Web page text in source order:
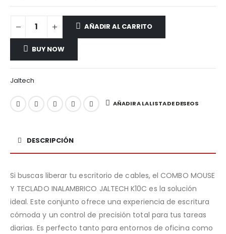
AÑADIR AL CARRITO
BUY NOW
Jaltech
AÑADIR A LA LISTA DE DESEOS
DESCRIPCIÓN
Si buscas liberar tu escritorio de cables, el COMBO MOUSE
Y TECLADO INALAMBRICO JALTECH K10C es la solución
ideal. Este conjunto ofrece una experiencia de escritura
cómoda y un control de precisión total para tus tareas
diarias. Es perfecto tanto para entornos de oficina como